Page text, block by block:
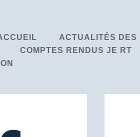
ACTUALITÉS DES
COMPTES RENDUS JE RT